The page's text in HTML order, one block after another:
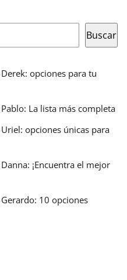
Buscar
opciones para tu
La lista más completa
opciones únicas para
¡Encuentra el mejor
10 opciones